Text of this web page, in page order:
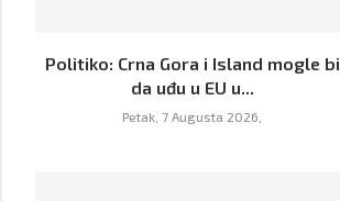
Politiko: Crna Gora i Island mogle bi
da uđu u EU u...
Petak, 7 Augusta 2026,